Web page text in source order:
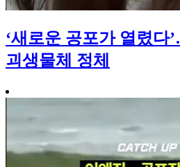
‘새로운 공포가 열렸다
괴생물체 정체